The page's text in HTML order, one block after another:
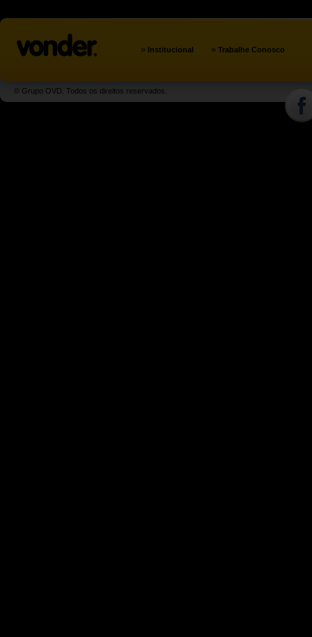
» Institucional » Trabalhe Conosco
© Grupo OVD. Todos os direitos reservados.